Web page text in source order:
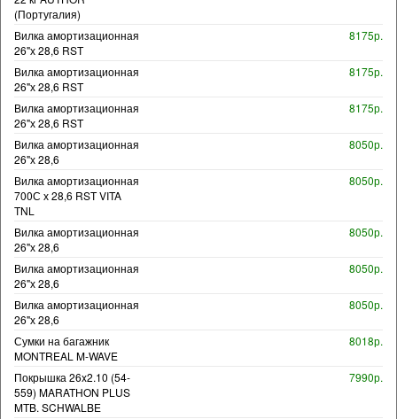
(Португалия)
Вилка амортизационная
26"х 28,6 RST
8175р.
Вилка амортизационная
26"х 28,6 RST
8175р.
Вилка амортизационная
26"х 28,6 RST
8175р.
Вилка амортизационная
26"х 28,6
8050р.
Вилка амортизационная
700С х 28,6 RST VITA
TNL
8050р.
Вилка амортизационная
26"х 28,6
8050р.
Вилка амортизационная
26"х 28,6
8050р.
Вилка амортизационная
26"х 28,6
8050р.
Сумки на багажник
MONTREAL M-WAVE
8018р.
Покрышка 26x2.10 (54-
559) MARATHON PLUS
MTB. SCHWALBE
7990р.